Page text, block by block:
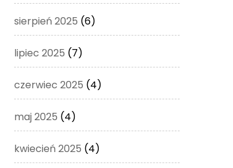
sierpień 2025 (6)
lipiec 2025 (7)
czerwiec 2025 (4)
maj 2025 (4)
kwiecień 2025 (4)